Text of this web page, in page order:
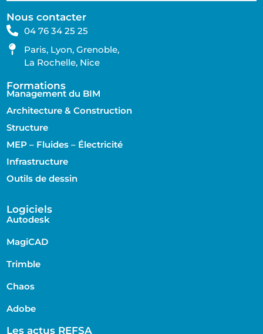
Nous contacter
04 76 34 25 25
Paris, Lyon, Grenoble,
La Rochelle, Nice
Formations
Management du BIM
Architecture & Construction
Structure
MEP – Fluides – Électricité
Infrastructure
Outils de dessin
Logiciels
Autodesk
MagiCAD
Trimble
Chaos
Adobe
Les actus REFSA